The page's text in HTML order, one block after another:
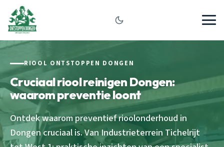
RIOOL ONTSTOPPEN DONGEN
Cruciaal riool reinigen Dongen:
waarom preventie loont
Ontdek waarom preventief rioolonderhoud in
Dongen cruciaal is. Van Industrieterrein Tichelrijt